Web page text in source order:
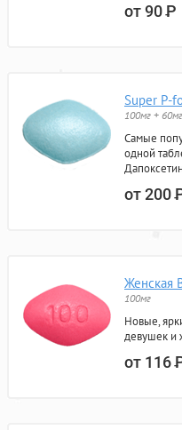
от 90Р
Super P-
100мг + 60мг
Самые
одной
от 200
Женская
100мг
Новые,
девушек и
от 116